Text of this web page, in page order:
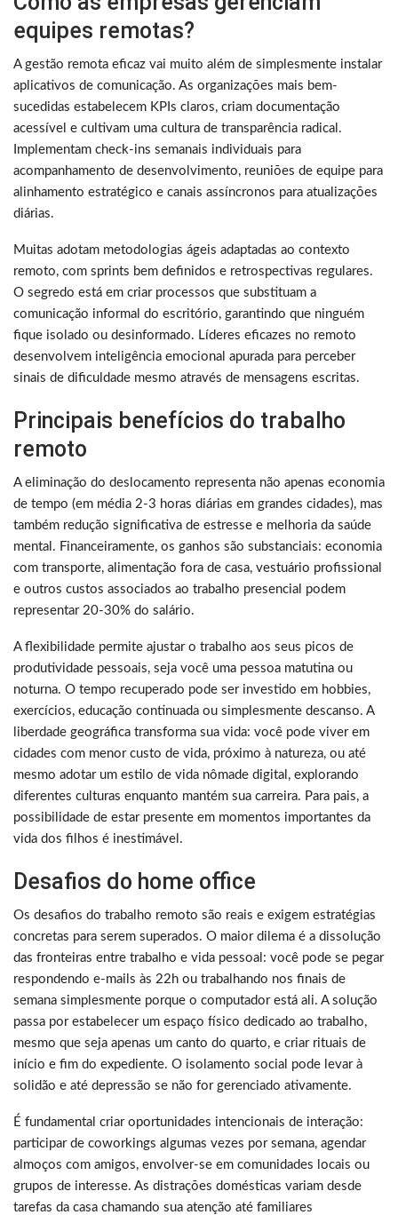
equipes remotas?
A gestão remota eficaz vai muito além de simplesmente instalar
aplicativos de comunicação. As organizações mais bem-
sucedidas estabelecem KPIs claros, criam documentação
acessível e cultivam uma cultura de transparência radical.
Implementam check-ins semanais individuais para
acompanhamento de desenvolvimento, reuniões de equipe para
alinhamento estratégico e canais assíncronos para atualizações
diárias.
Muitas adotam metodologias ágeis adaptadas ao contexto
remoto, com sprints bem definidos e retrospectivas regulares.
O segredo está em criar processos que substituam a
comunicação informal do escritório, garantindo que ninguém
fique isolado ou desinformado. Líderes eficazes no remoto
desenvolvem inteligência emocional apurada para perceber
sinais de dificuldade mesmo através de mensagens escritas.
Principais benefícios do trabalho
remoto
A eliminação do deslocamento representa não apenas economia
de tempo (em média 2-3 horas diárias em grandes cidades), mas
também redução significativa de estresse e melhoria da saúde
mental. Financeiramente, os ganhos são substanciais: economia
com transporte, alimentação fora de casa, vestuário profissional
e outros custos associados ao trabalho presencial podem
representar 20-30% do salário.
A flexibilidade permite ajustar o trabalho aos seus picos de
produtividade pessoais, seja você uma pessoa matutina ou
noturna. O tempo recuperado pode ser investido em hobbies,
exercícios, educação continuada ou simplesmente descanso. A
liberdade geográfica transforma sua vida: você pode viver em
cidades com menor custo de vida, próximo à natureza, ou até
mesmo adotar um estilo de vida nômade digital, explorando
diferentes culturas enquanto mantém sua carreira. Para pais, a
possibilidade de estar presente em momentos importantes da
vida dos filhos é inestimável.
Desafios do home office
Os desafios do trabalho remoto são reais e exigem estratégias
concretas para serem superados. O maior dilema é a dissolução
das fronteiras entre trabalho e vida pessoal: você pode se pegar
respondendo e-mails às 22h ou trabalhando nos finais de
semana simplesmente porque o computador está ali. A solução
passa por estabelecer um espaço físico dedicado ao trabalho,
mesmo que seja apenas um canto do quarto, e criar rituais de
início e fim do expediente. O isolamento social pode levar à
solidão e até depressão se não for gerenciado ativamente.
É fundamental criar oportunidades intencionais de interação:
participar de coworkings algumas vezes por semana, agendar
almoços com amigos, envolver-se em comunidades locais ou
grupos de interesse. As distrações domésticas variam desde
tarefas da casa chamando sua atenção até familiares